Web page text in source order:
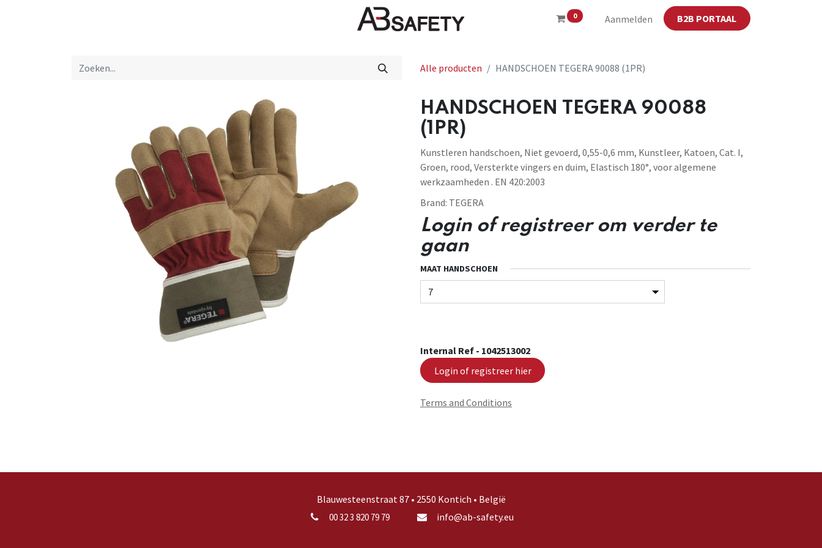
0 Aanmelden B2B PORTAAL
Winkel CE
Alle producten HANDSCHOEN TEGERA 90088 (1PR)
HANDSCHOEN TEGERA 90088
(1PR)
Kunstleren handschoen, Niet gevoerd, 0,55-0,6 mm, Kunstleer, Katoen, Cat. I,
Groen, rood, Versterkte vingers en duim, Elastisch 180°, voor algemene
werkzaamheden . EN 420:2003
Brand: TEGERA
Login of registreer om verder te
gaan
MAAT HANDSCHOEN
Internal Ref - 1042513002
Login of registreer hier
Terms and Conditions
Blauwesteenstraat 87 • 2550 Kontich • België
00 32 3 820 79 79 info@ab-safety.eu